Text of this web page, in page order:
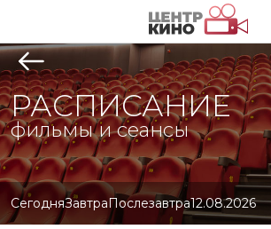
РАСПИСАНИЕ
фильмы и сеансы
СегодняЗавтраПослезавтра12.08.2026